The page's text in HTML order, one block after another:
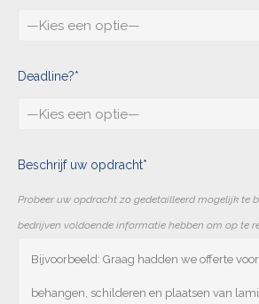
Deadline?*
Beschrijf uw opdracht*
Probeer uw opdracht zo gedetailleerd mogelijk te
bedrijven voldoende informatie hebben om op te